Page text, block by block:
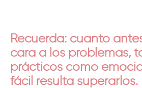
Recuerda: cuanto
cara a los problemas,
prácticos como
fácil resulta superarlos.